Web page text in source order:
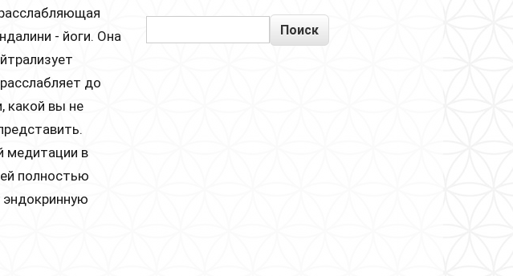
- йоги. Она
до
какой вы не
медитации в
полностью